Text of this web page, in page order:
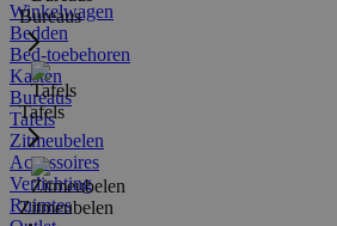
Winkelwagen
Bureaus
Tafels
Zitmeubelen
Bedden
Bed-toebehoren
Kasten
Bureaus
Tafels
Zitmeubelen
Accessoires
Verlichting
Ruimtes